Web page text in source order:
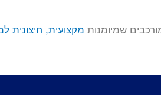
שמיומנות מקצועית, חיצונית